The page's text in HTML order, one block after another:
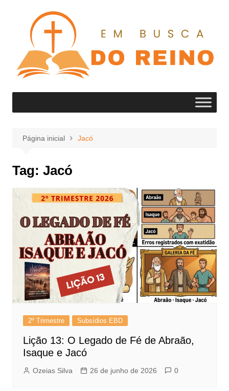
conteúdo
Página inicial Jacó
Tag: Jacó
2º Trimestre Subsídios EBD
Lição 13: O Legado de Fé de Abraão,
Isaque e Jacó
Ozeias Silva 26 de junho de 2026 0